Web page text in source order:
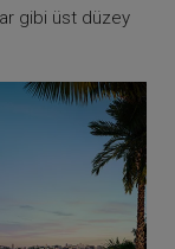
gibi üst düzey